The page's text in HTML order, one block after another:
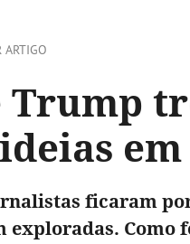
ARTIGO
Trump
ficaram
exploradas. Como